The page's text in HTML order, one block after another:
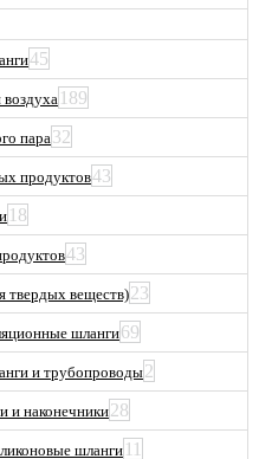
45
189
пара32
продуктов43
18
43
твердых веществ)23
шланги69
и трубопроводы2
и наконечники28
шланги 11